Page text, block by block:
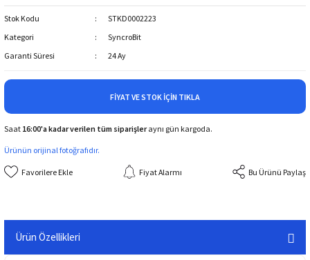
Stok Kodu
STKD0002223
Kategori
SyncroBit
Garanti Süresi
24 Ay
FIYAT VE STOK İÇIN TIKLA
Saat 16:00'a kadar verilen tüm siparişleraynı gün kargoda.
Ürünün orijinal fotoğrafıdır.
Fiyat Alarmı Bu Ürünü Paylaş
Ürün Özellikleri